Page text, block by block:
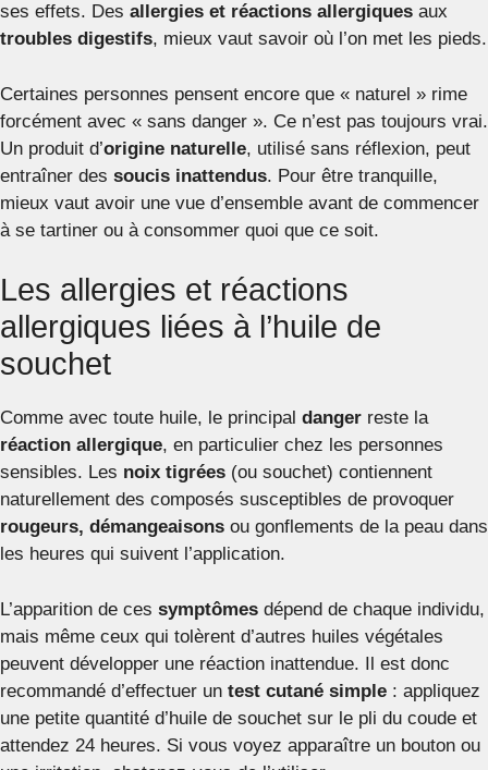
ses effets. Des allergies et réactions allergiques aux
troubles digestifs, mieux vaut savoir où l’on met les pieds.
Certaines personnes pensent encore que « naturel » rime
forcément avec « sans danger ». Ce n’est pas toujours vrai.
Un produit d’origine naturelle, utilisé sans réflexion, peut
entraîner des soucis inattendus. Pour être tranquille,
mieux vaut avoir une vue d’ensemble avant de commencer
à se tartiner ou à consommer quoi que ce soit.
Les allergies et réactions
allergiques liées à l’huile de
souchet
Comme avec toute huile, le principal danger reste la
réaction allergique, en particulier chez les personnes
sensibles. Les noix tigrées (ou souchet) contiennent
naturellement des composés susceptibles de provoquer
rougeurs, démangeaisons ou gonflements de la peau dans
les heures qui suivent l’application.
L’apparition de ces symptômes dépend de chaque individu,
mais même ceux qui tolèrent d’autres huiles végétales
peuvent développer une réaction inattendue. Il est donc
recommandé d’effectuer un test cutané simple : appliquez
une petite quantité d’huile de souchet sur le pli du coude et
attendez 24 heures. Si vous voyez apparaître un bouton ou